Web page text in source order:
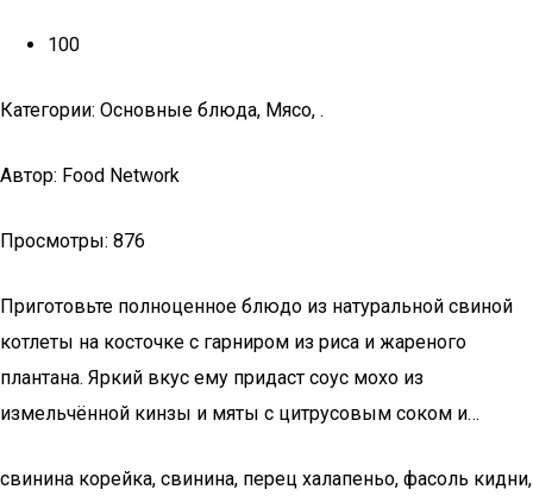
100
Категории: Основные блюда, Мясо, .
Автор: Food Network
Просмотры: 876
Приготовьте полноценное блюдо из натуральной свиной
котлеты на косточке с гарниром из риса и жареного
плантана. Яркий вкус ему придаст соус мохо из
измельчённой кинзы и мяты с цитрусовым соком и…
свинина корейка, свинина, перец халапеньо, фасоль кидни,